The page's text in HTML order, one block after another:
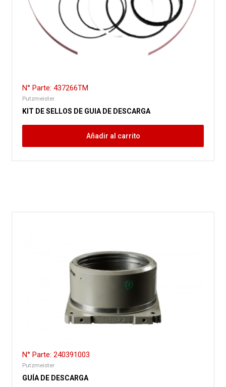
N° Parte: 437266TM
Putzmeister
KIT DE SELLOS DE GUIA DE DESCARGA
Añadir al carrito
N° Parte: 240391003
Putzmeister
GUÍA DE DESCARGA